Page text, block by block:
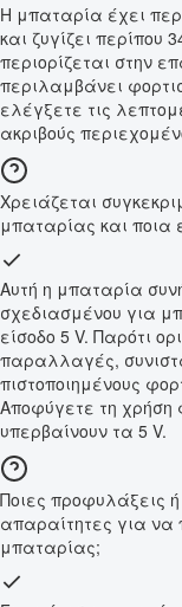
Η μπαταρία έχει
και ζυγίζει περίπου
περιορίζεται στην
περιλαμβάνει
ελέγξετε τις
ακριβούς
Χρειάζεται
μπαταρίας και ποια
Αυτή η μπαταρία
σχεδιασμένου για
είσοδο 5 V. Παρότι
παραλλαγές,
πιστοποιημένους
Αποφύγετε τη χρήση
υπερβαίνουν τα 5 V.
Ποιες προφυλάξεις
απαραίτητες για να
μπαταρίας;